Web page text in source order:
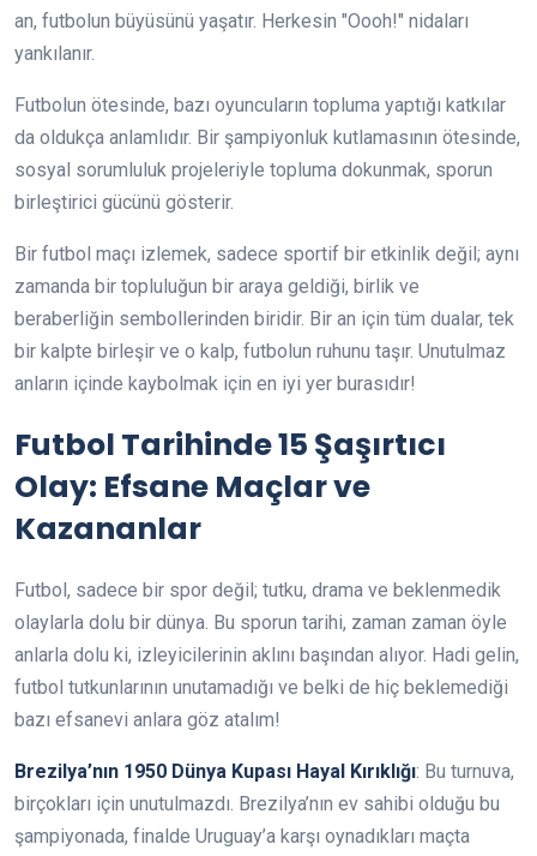
an, futbolun büyüsünü yaşatır. Herkesin "Oooh!" nidaları
yankılanır.
Futbolun ötesinde, bazı oyuncuların topluma yaptığı katkılar
da oldukça anlamlıdır. Bir şampiyonluk kutlamasının ötesinde,
sosyal sorumluluk projeleriyle topluma dokunmak, sporun
birleştirici gücünü gösterir.
Bir futbol maçı izlemek, sadece sportif bir etkinlik değil; aynı
zamanda bir topluluğun bir araya geldiği, birlik ve
beraberliğin sembollerinden biridir. Bir an için tüm dualar, tek
bir kalpte birleşir ve o kalp, futbolun ruhunu taşır. Unutulmaz
anların içinde kaybolmak için en iyi yer burasıdır!
Futbol Tarihinde 15 Şaşırtıcı
Olay: Efsane Maçlar ve
Kazananlar
Futbol, sadece bir spor değil; tutku, drama ve beklenmedik
olaylarla dolu bir dünya. Bu sporun tarihi, zaman zaman öyle
anlarla dolu ki, izleyicilerinin aklını başından alıyor. Hadi gelin,
futbol tutkunlarının unutamadığı ve belki de hiç beklemediği
bazı efsanevi anlara göz atalım!
Brezilya’nın 1950 Dünya Kupası Hayal Kırıklığı: Bu turnuva,
birçokları için unutulmazdı. Brezilya’nın ev sahibi olduğu bu
şampiyonada, finalde Uruguay’a karşı oynadıkları maçta